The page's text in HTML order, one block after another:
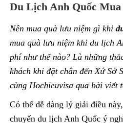
Du Lịch Anh Quốc Mua
Nên mua quà lưu niệm gì khi
mua quà lưu niệm khi du lịch
phí như thế nào? Là những
khách khi đặt chân đến Xứ Sở
cùng Hochieuvisa qua bài viết
Có thể dễ dàng lý giải điều
chuyến du lịch Anh Quốc ý